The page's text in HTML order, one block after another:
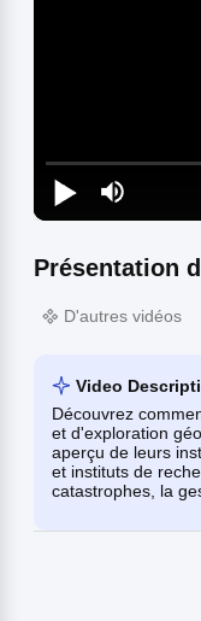
Présentation
D'autres vidéos
Video
Découvrez
et d'exploration
aperçu de leurs
et instituts de
catastrophes, la